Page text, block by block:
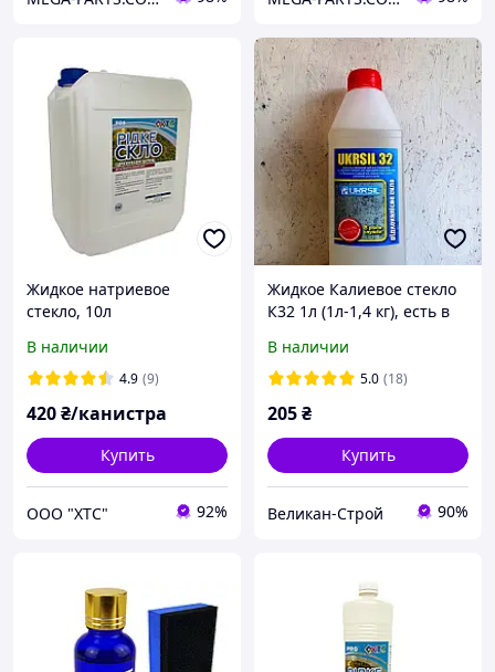
Жидкое натриевое
стекло, 10л
В наличии
4.9 (9)
420₴/канистра
Купить
ООО "ХТС" 92%
Жидкое Калиевое стекло
К32 1л (1л-1,4 кг), есть в
актуальная!
В наличии
5.0 (18)
205₴
Купить
Великан-Строй 90%